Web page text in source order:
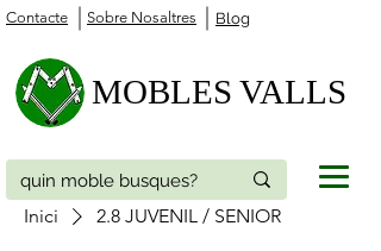
Contacte Blog
Sobre Nosaltres
MOBLES VALLS
Inici 2.8 JUVENIL / SENIOR